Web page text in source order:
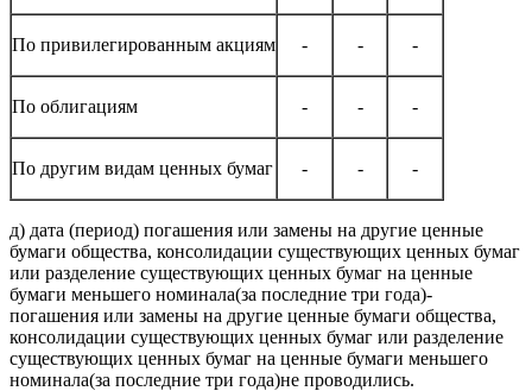
По привилегированным акциям - - -
По облигациям - - -
По другим видам ценных бумаг - - -
д) дата (период) погашения или замены на другие ценные
бумаги общества, консолидации существующих ценных бумаг
или разделение существующих ценных бумаг на ценные
бумаги меньшего номинала(за последние три года)-
погашения или замены на другие ценные бумаги общества,
консолидации существующих ценных бумаг или разделение
существующих ценных бумаг на ценные бумаги меньшего
номинала(за последние три года)не проводились.